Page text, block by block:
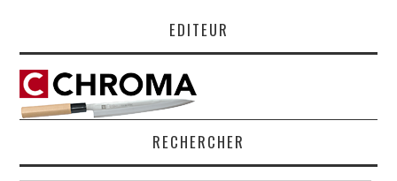
EDITEUR
RECHERCHER